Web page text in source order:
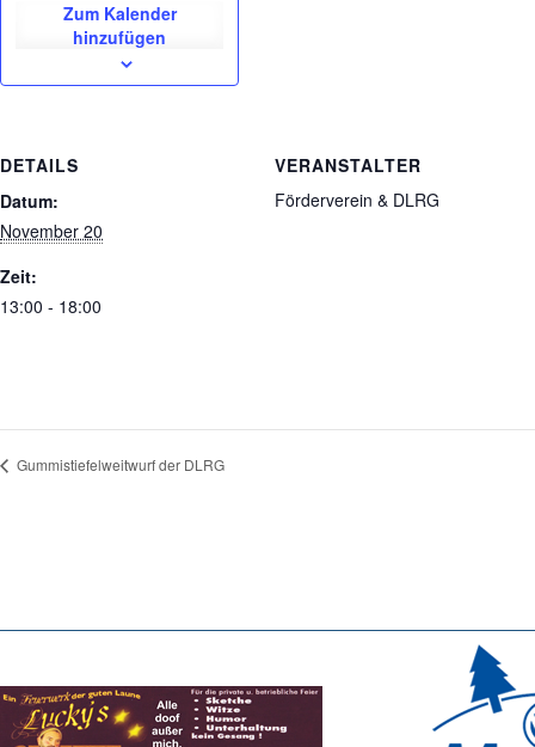
Zum Kalender
hinzufügen
DETAILS
Datum:
November 20
Zeit:
13:00 - 18:00
VERANSTALTER
Förderverein & DLRG
Gummistiefelweitwurf der DLRG